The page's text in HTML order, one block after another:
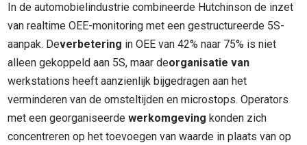
In de automobielindustrie combineerde Hutchinson de inzet
van realtime OEE-monitoring met een gestructureerde 5S-
aanpak. Deverbetering in OEE van 42% naar 75% is niet
alleen gekoppeld aan 5S, maar deorganisatie van
werkstations heeft aanzienlijk bijgedragen aan het
verminderen van de omsteltijden en microstops. Operators
met een georganiseerdewerkomgeving konden zich
concentreren op het toevoegen van waarde in plaats van op